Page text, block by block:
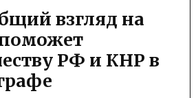
взгляд на
РФ и КНР в